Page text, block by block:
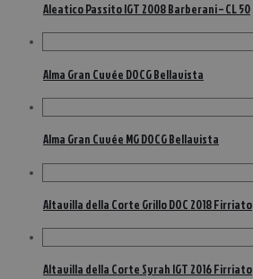
Aleatico Passito IGT 2008 Barberani – CL 50
Alma Gran Cuvée DOCG Bellavista
Alma Gran Cuvée MG DOCG Bellavista
Altavilla della Corte Grillo DOC 2018 Firriato
Altavilla della Corte Syrah IGT 2016 Firriato